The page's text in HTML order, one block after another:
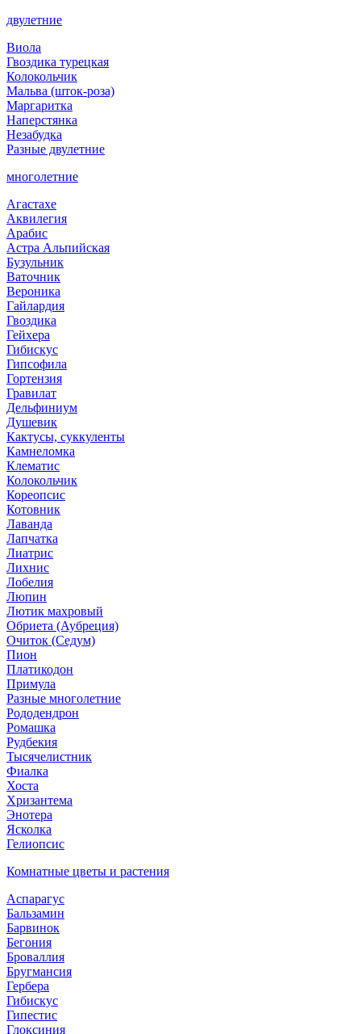
двулетние
Виола
Гвоздика турецкая
Колокольчик
Мальва (шток-роза)
Маргаритка
Наперстянка
Незабудка
Разные двулетние
многолетние
Агастахе
Аквилегия
Арабис
Астра Альпийская
Бузульник
Ваточник
Вероника
Гайлардия
Гвоздика
Гейхера
Гибискус
Гипсофила
Гортензия
Гравилат
Дельфиниум
Душевик
Кактусы, суккуленты
Камнеломка
Клематис
Колокольчик
Кореопсис
Котовник
Лаванда
Лапчатка
Лиатрис
Лихнис
Лобелия
Люпин
Лютик махровый
Обриета (Аубреция)
Очиток (Седум)
Пион
Платикодон
Примула
Разные многолетние
Рододендрон
Ромашка
Рудбекия
Тысячелистник
Фиалка
Хоста
Хризантема
Энотера
Ясколка
Гелиопсис
Комнатные цветы и растения
Аспарагус
Бальзамин
Барвинок
Бегония
Броваллия
Бругмансия
Гербера
Гибискус
Гипестис
Глоксиния